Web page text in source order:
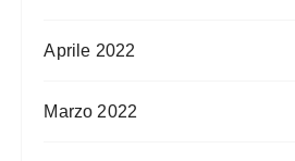
Aprile 2022
Marzo 2022